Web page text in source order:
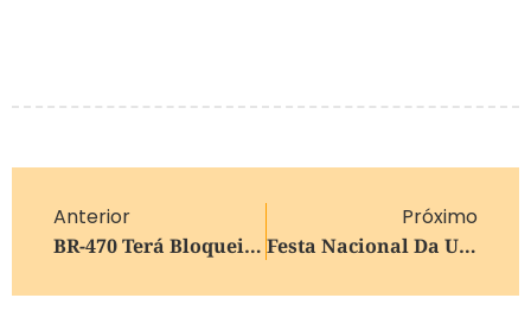
Anterior
BR-470 Terá Bloqueio Total Noturno Na Serra Das Antas Para Obras Em Viaduto
Próximo
Festa Nacional Da Uva 2026 Começa Em Fevereiro Com Novidades E Reajuste Nos Ingressos